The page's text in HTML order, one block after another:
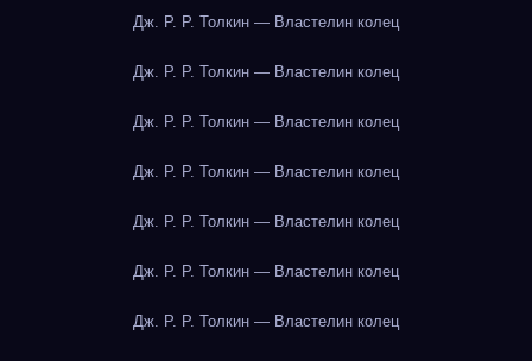
Дж. Р. Р. Толкин — Властелин колец
Дж. Р. Р. Толкин — Властелин колец
Дж. Р. Р. Толкин — Властелин колец
Дж. Р. Р. Толкин — Властелин колец
Дж. Р. Р. Толкин — Властелин колец
Дж. Р. Р. Толкин — Властелин колец
Дж. Р. Р. Толкин — Властелин колец